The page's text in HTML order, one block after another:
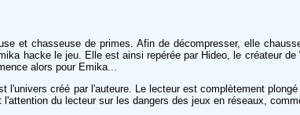
et chasseuse de primes. Afin de décompresser, elle
hacke le jeu. Elle est ainsi repérée par Hideo, le créateur
alors pour Emika...
créé par l'auteure. Le lecteur est complètement
du lecteur sur les dangers des jeux en réseaux,